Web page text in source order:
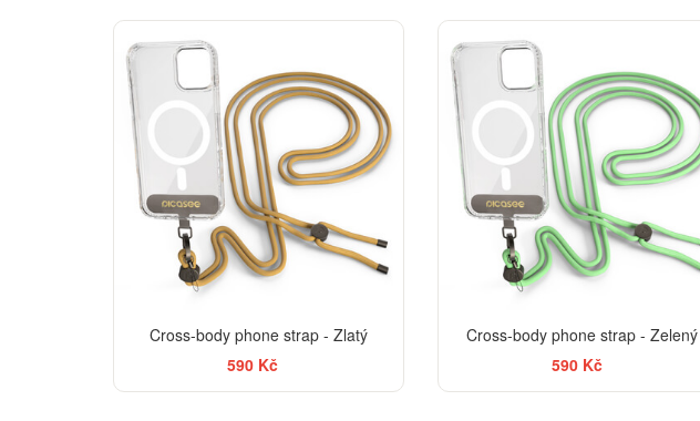
Cross-body phone strap - Zlatý
590 Kč
Cross-body phone strap - Zelený
590 Kč